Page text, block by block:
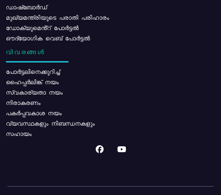
ഡാഷ്ബോർഡ്
മുഖ്യമന്ത്രിയുടെ പരാതി പരിഹാരം
ഡോക്യുമെൻ്റ് പോർട്ടൽ
ഔദ്യോഗിക വെബ് പോർട്ടൽ
വിവരങ്ങൾ
പോര്‍ട്ടലിനെക്കുറിച്ച്
ഹൈപ്പർലിങ്ക് നയം
സ്വകാര്യതാ നയം
നിരാകരണം
പകർപ്പവകാശ നയം
വ്യവസ്ഥകളും നിബന്ധനകളും
സഹായം